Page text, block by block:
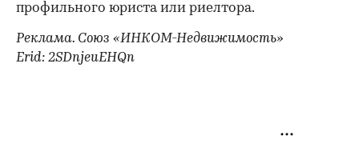
профильного юриста или риелтора.
Реклама. Союз «ИНКОМ-Недвижимость»
Erid: 2SDnjeuEHQn